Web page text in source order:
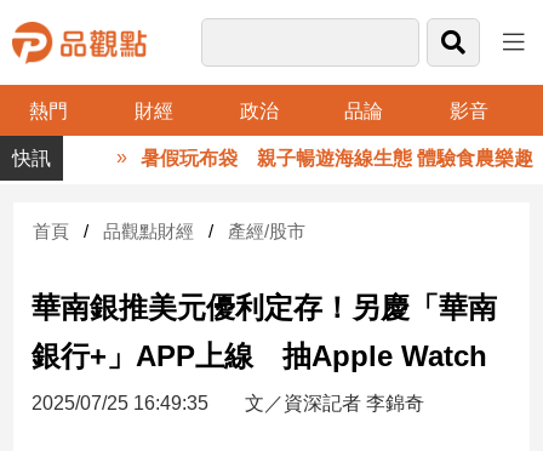
熱門 財經 政治 品論 影音
品
觀
財
台
財
新
暑假玩布袋 親子暢遊海線生態 體驗食農樂趣
首頁 品觀點財經 產經/股市
華南銀推美元優利定存！另慶「華南
銀行+」APP上線 抽Apple Watch
2025/07/25 16:49:35 文／資深記者 李錦奇